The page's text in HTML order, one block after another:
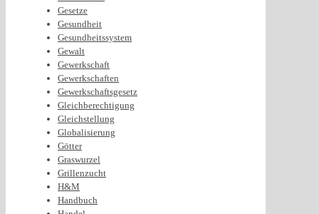
Gesetze
Gesundheit
Gesundheitssystem
Gewalt
Gewerkschaft
Gewerkschaften
Gewerkschaftsgesetz
Gleichberechtigung
Gleichstellung
Globalisierung
Götter
Graswurzel
Grillenzucht
H&M
Handbuch